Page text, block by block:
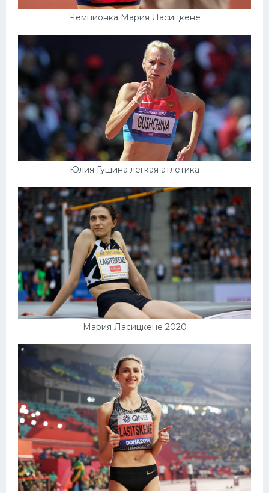
Чемпионка Мария Ласицкене
Юлия Гущина легкая атлетика
Мария Ласицкене 2020